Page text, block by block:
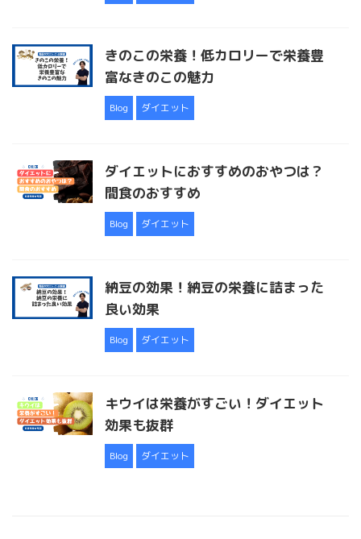
きのこの栄養！低カロリーで栄養豊
富なきのこの魅力
Blog ダイエット
ダイエットにおすすめのおやつは？
間食のおすすめ
Blog ダイエット
納豆の効果！納豆の栄養に詰まった
良い効果
Blog ダイエット
キウイは栄養がすごい！ダイエット
効果も抜群
Blog ダイエット